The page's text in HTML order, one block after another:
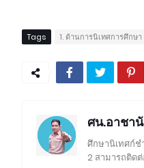
Tags 1. ด้านการนิเทศการศึกษา
ศน.อาชา
ศึกษานิเทศก์ช
2 สามารถติด